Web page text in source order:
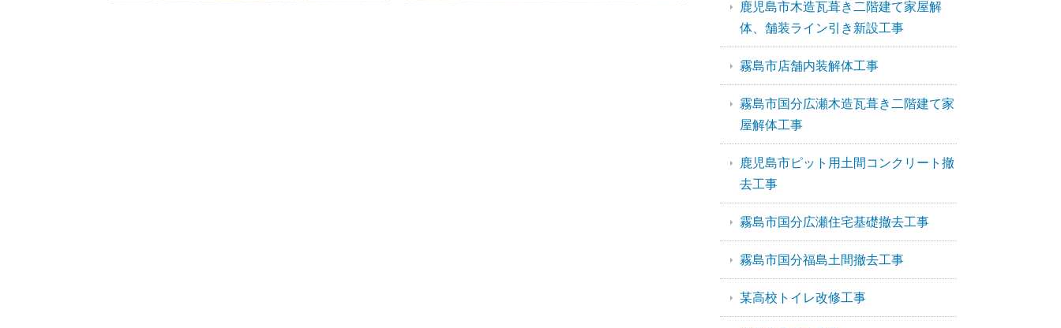
鹿児島市木造瓦葺き二階建て家屋解
体、舗装ライン引き新設工事
霧島市店舗内装解体工事
霧島市国分広瀬木造瓦葺き二階建て家
屋解体工事
鹿児島市ピット用土間コンクリート撤
去工事
霧島市国分広瀬住宅基礎撤去工事
霧島市国分福島土間撤去工事
某高校トイレ改修工事